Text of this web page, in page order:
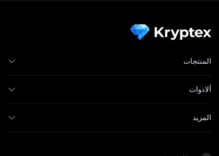
المنتجات
ألادوات
المزيد